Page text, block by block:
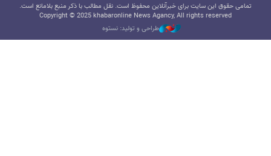
تمامی حقوق این سایت برای خبرآنلاین محفوظ است. نقل مطالب با ذکر منبع بلامانع است.
Copyright © 2025 khabaronline News Agancy, All rights reserved
طراحی و تولید: نستوه